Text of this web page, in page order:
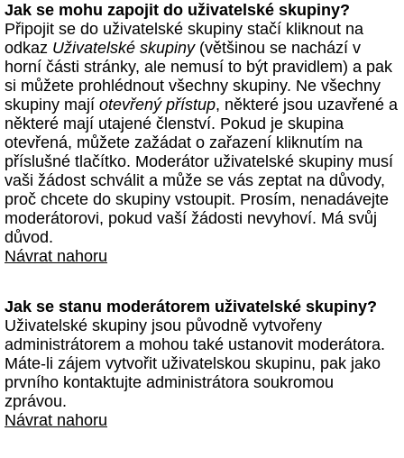
Jak se mohu zapojit do uživatelské skupiny?
Připojit se do uživatelské skupiny stačí kliknout na
odkaz Uživatelské skupiny(většinou se nachází v
horní části stránky, ale nemusí to být pravidlem) a pak
si můžete prohlédnout všechny skupiny. Ne všechny
skupiny mají otevřený přístup, některé jsou uzavřené a
některé mají utajené členství. Pokud je skupina
otevřená, můžete zažádat o zařazení kliknutím na
příslušné tlačítko. Moderátor uživatelské skupiny musí
vaši žádost schválit a může se vás zeptat na důvody,
proč chcete do skupiny vstoupit. Prosím, nenadávejte
moderátorovi, pokud vaší žádosti nevyhoví. Má svůj
důvod.
Návrat nahoru
Jak se stanu moderátorem uživatelské skupiny?
Uživatelské skupiny jsou původně vytvořeny
administrátorem a mohou také ustanovit moderátora.
Máte-li zájem vytvořit uživatelskou skupinu, pak jako
prvního kontaktujte administrátora soukromou
zprávou.
Návrat nahoru